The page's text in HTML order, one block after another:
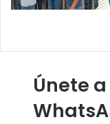
Únete